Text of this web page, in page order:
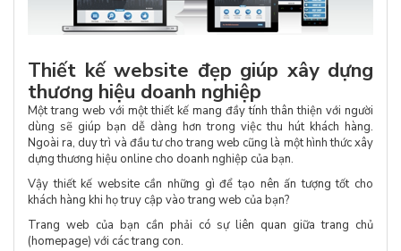
Thiết kế website đẹp giúp xây dựng
thương hiệu doanh nghiệp
Một trang web với một thiết kế mang đầy tính thân thiện với người
dùng sẽ giúp bạn dễ dàng hơn trong việc thu hút khách hàng.
Ngoài ra, duy trì và đầu tư cho trang web cũng là một hình thức xây
dựng thương hiệu online cho doanh nghiệp của bạn.
Vậy thiết kế website cần những gì để tạo nên ấn tượng tốt cho
khách hàng khi họ truy cập vào trang web của bạn?
Trang web của bạn cần phải có sự liên quan giữa trang chủ
(homepage) với các trang con.